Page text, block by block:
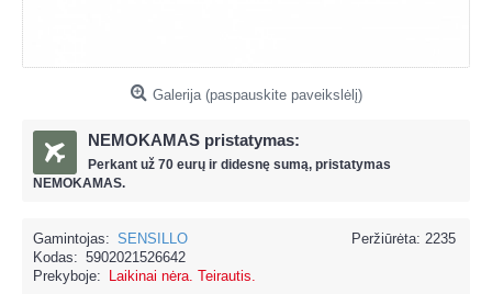
Galerija (paspauskite paveikslėlį)
NEMOKAMAS pristatymas:
Perkant už 70 eurų ir didesnę sumą, pristatymas
NEMOKAMAS.
Peržiūrėta: 2235
Gamintojas: SENSILLO
Kodas: 5902021526642
Prekyboje:
Laikinai nėra. Teirautis.